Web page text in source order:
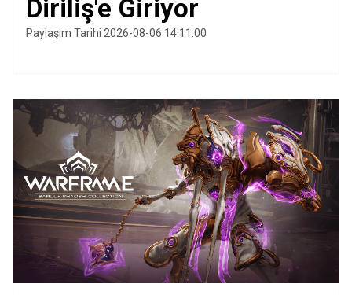
Diriliş'e Giriyor
Paylaşım Tarihi 2026-08-06 14:11:00